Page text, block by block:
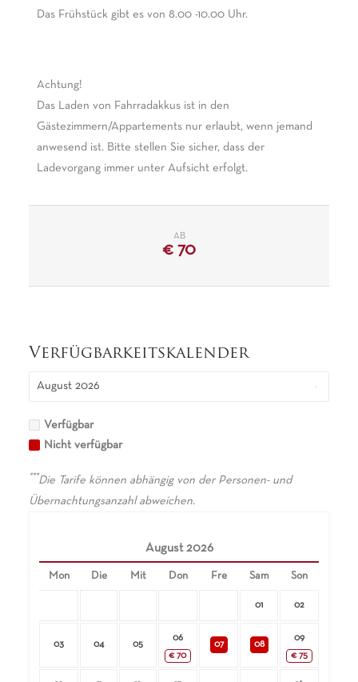
Das Frühstück gibt es von 8.00 -10.00 Uhr.
Achtung!
Das Laden von Fahrradakkus ist in den
Gästezimmern/Appartements nur erlaubt, wenn jemand
anwesend ist. Bitte stellen Sie sicher, dass der
Ladevorgang immer unter Aufsicht erfolgt.
AB
€ 70
Verfügbarkeitskalender
Verfügbar
Nicht verfügbar
***Die Tarife können abhängig von der Personen- und
Übernachtungsanzahl abweichen.
August 2026
Mon Die Mit Don Fre Sam Son
01 02
03 04 05
06
€ 70
07 08
09
€ 75